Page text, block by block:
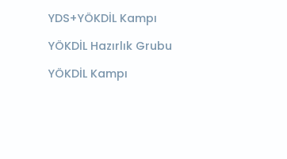
YDS+YÖKDİL Kampı
YÖKDİL Hazırlık Grubu
YÖKDİL Kampı